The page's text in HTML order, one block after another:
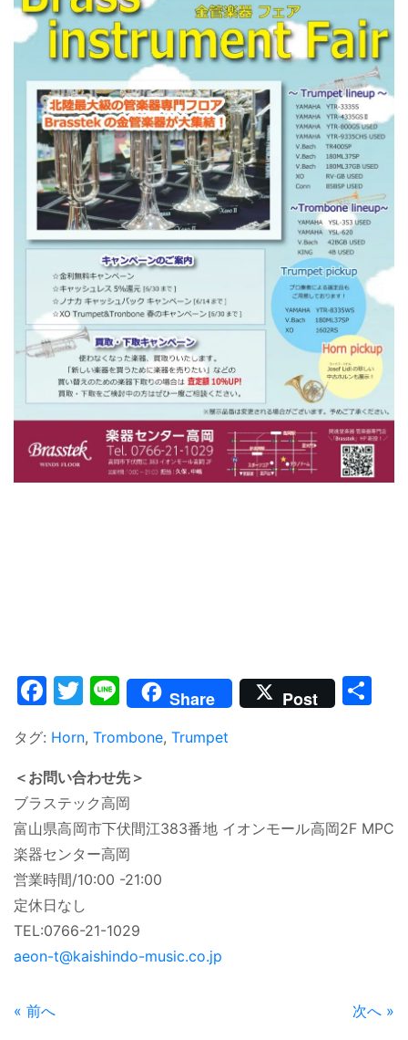
Facebook
Twitter
LineShare Post
タグ: Horn, Trombone, Trumpet
＜お問い合わせ先＞
ブラステック高岡
富山県高岡市下伏間江383番地 イオンモール高岡2F MPC
楽器センター高岡
営業時間/10:00 -21:00
定休日なし
TEL:0766-21-1029
aeon-t@kaishindo-music.co.jp
« 前へ 次へ »